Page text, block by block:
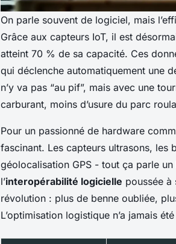
On parle souvent de logiciel, mais
Grâce aux capteurs IoT, il est
atteint 70 % de sa capacité. Ces
qui déclenche automatiquement une
n’y va pas “au pif”, mais avec une
carburant, moins d’usure du parc
Pour un passionné de hardware
fascinant. Les capteurs ultrasons, les
géolocalisation GPS - tout ça parle
l’interopérabilité logicielle poussée à
révolution : plus de benne oubliée,
L’optimisation logistique n’a jamais